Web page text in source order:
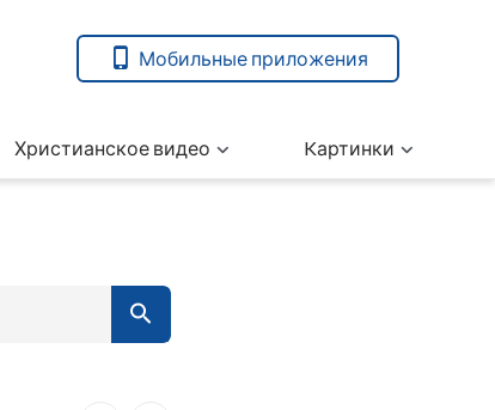
Мобильные приложения
Христианское видео Kартинки